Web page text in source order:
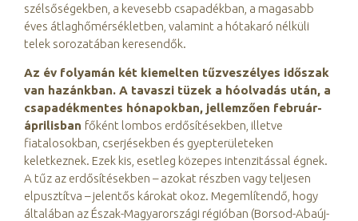
szélsőségekben, a kevesebb csapadékban, a magasabb
éves átlaghőmérsékletben, valamint a hótakaró nélküli
telek sorozatában keresendők.
Az év folyamán két kiemelten tűzveszélyes időszak
van hazánkban. A tavaszi tüzek a hóolvadás után, a
csapadékmentes hónapokban, jellemzően február-
áprilisban főként lombos erdősítésekben, illetve
fiatalosokban, cserjésekben és gyepterületeken
keletkeznek. Ezek kis, esetleg közepes intenzitással égnek.
A tűz az erdősítésekben – azokat részben vagy teljesen
elpusztítva – jelentős károkat okoz. Megemlítendő, hogy
általában az Észak-Magyarországi régióban (Borsod-Abaúj-